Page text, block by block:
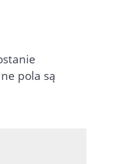
pola są